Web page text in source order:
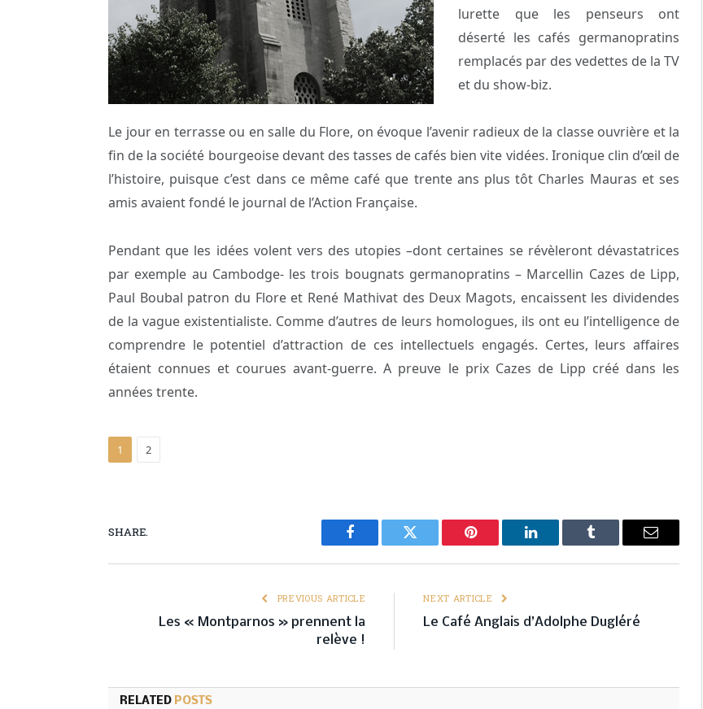
lurette que les penseurs ont
déserté les cafés germanopratins
remplacés par des vedettes de la TV
et du show-biz.
Le jour en terrasse ou en salle du Flore, on évoque l’avenir radieux de la classe ouvrière et la
fin de la société bourgeoise devant des tasses de cafés bien vite vidées. Ironique clin d’œil de
l’histoire, puisque c’est dans ce même café que trente ans plus tôt Charles Mauras et ses
amis avaient fondé le journal de l’Action Française.
Pendant que les idées volent vers des utopies –dont certaines se révèleront dévastatrices
par exemple au Cambodge- les trois bougnats germanopratins – Marcellin Cazes de Lipp,
Paul Boubal patron du Flore et René Mathivat des Deux Magots, encaissent les dividendes
de la vague existentialiste. Comme d’autres de leurs homologues, ils ont eu l’intelligence de
comprendre le potentiel d’attraction de ces intellectuels engagés. Certes, leurs affaires
étaient connues et courues avant-guerre. A preuve le prix Cazes de Lipp créé dans les
années trente.
1 2
SHARE.
Facebook Twitter Pinterest LinkedIn Tumblr Email
PREVIOUS ARTICLE
Les « Montparnos » prennent la
relève !
NEXT ARTICLE
Le Café Anglais d’Adolphe Dugléré
RELATED POSTS